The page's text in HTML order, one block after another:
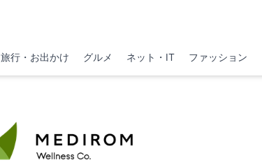
旅行・お出かけ グルメ ネット・IT ファッション